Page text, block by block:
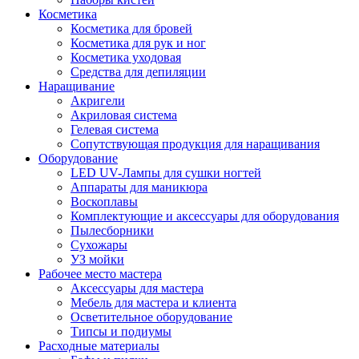
Косметика
Косметика для бровей
Косметика для рук и ног
Косметика уходовая
Средства для депиляции
Наращивание
Акригели
Акриловая система
Гелевая система
Сопутствующая продукция для наращивания
Оборудование
LED UV-Лампы для сушки ногтей
Аппараты для маникюра
Воскоплавы
Комплектующие и аксессуары для оборудования
Пылесборники
Сухожары
УЗ мойки
Рабочее место мастера
Аксессуары для мастера
Мебель для мастера и клиента
Осветительное оборудование
Типсы и подиумы
Расходные материалы